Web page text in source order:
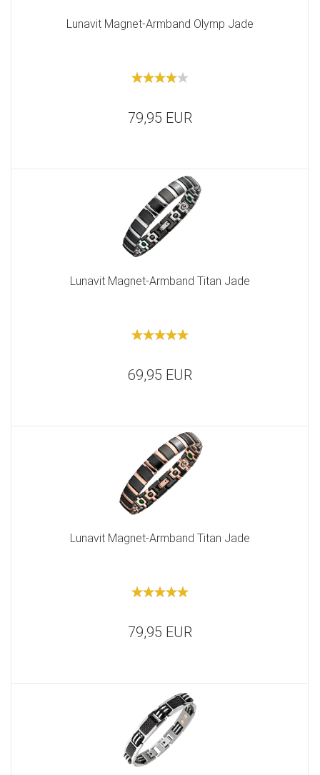
Lunavit Magnet-Armband Olymp Jade
79,95 EUR
Lunavit Magnet-Armband Titan Jade
69,95 EUR
Lunavit Magnet-Armband Titan Jade
79,95 EUR